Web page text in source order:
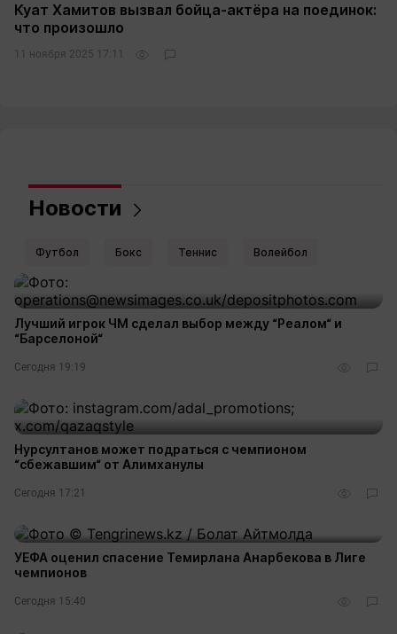
Куат Хамитов вызвал бойца-актёра на поединок:
что произошло
11 ноября 2025 17:11
Новости
Футбол Бокс Теннис Волейбол
Лучший игрок ЧМ сделал выбор между “Реалом“ и
“Барселоной“
Сегодня 19:19
Нурсултанов может подраться с чемпионом
“сбежавшим“ от Алимханулы
Сегодня 17:21
УЕФА оценил спасение Темирлана Анарбекова в Лиге
чемпионов
Сегодня 15:40